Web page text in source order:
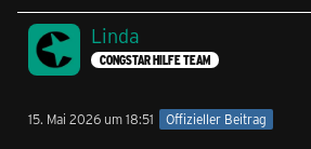
Linda
CONGSTAR HILFE TEAM
15. Mai 2026 um 18:51 Offizieller Beitrag